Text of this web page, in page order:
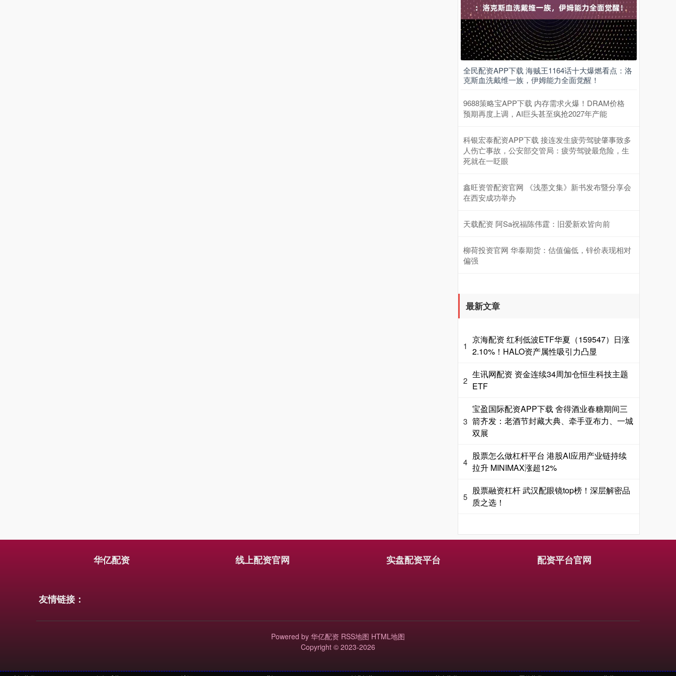
全民配资APP下载 海贼王1164话十大爆燃看点：洛
克斯血洗戴维一族，伊姆能力全面觉醒！
9688策略宝APP下载 内存需求火爆！DRAM价格
预期再度上调，AI巨头甚至疯抢2027年产能
科银宏泰配资APP下载 接连发生疲劳驾驶肇事致多
人伤亡事故，公安部交管局：疲劳驾驶最危险，生
死就在一眨眼
鑫旺资管配资官网 《浅墨文集》新书发布暨分享会
在西安成功举办
天载配资 阿Sa祝福陈伟霆：旧爱新欢皆向前
柳荷投资官网 华泰期货：估值偏低，锌价表现相对
偏强
最新文章
1
京海配资 红利低波ETF华夏（159547）日涨
2.10%！HALO资产属性吸引力凸显
2
生讯网配资 资金连续34周加仓恒生科技主题
ETF
3
宝盈国际配资APP下载 舍得酒业春糖期间三
箭齐发：老酒节封藏大典、牵手亚布力、一城
双展
4
股票怎么做杠杆平台 港股AI应用产业链持续
拉升 MINIMAX涨超12%
5
股票融资杠杆 武汉配眼镜top榜！深层解密品
质之选！
华亿配资 线上配资官网 实盘配资平台 配资平台官网
友情链接：
Powered by 华亿配资 RSS地图 HTML地图
Copyright © 2023-2026